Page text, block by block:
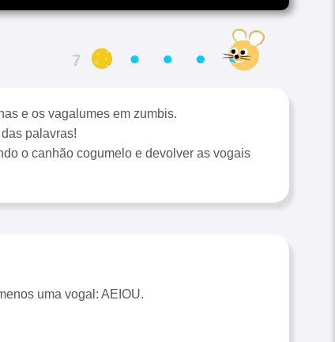
6
e os vagalumes em zumbis.
palavras!
o canhão cogumelo e devolver as vogais
uma vogal: AEIOU.